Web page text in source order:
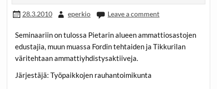
28.3.2010 eperkio Leave a comment
Seminaariin on tulossa Pietarin alueen ammattiosastojen
edustajia, muun muassa Fordin tehtaiden ja Tikkurilan
väritehtaan ammattiyhdistysaktiiveja.
Järjestäjä: Työpaikkojen rauhantoimikunta